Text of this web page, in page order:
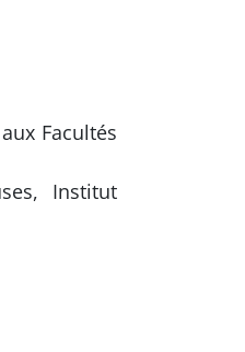
Facultés
Institut